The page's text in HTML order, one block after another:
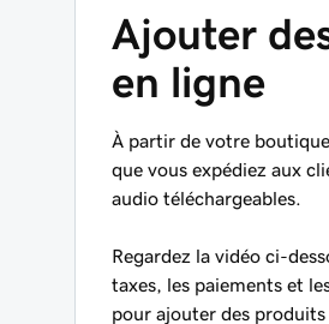
Ajouter
en ligne
À partir de votre
que vous expédiez aux
audio téléchargeables.
Regardez la vidéo ci-
taxes, les paiements et
pour ajouter des